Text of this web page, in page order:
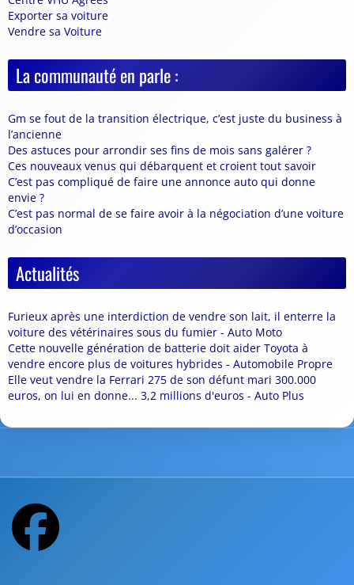
Exporter sa voiture
Vendre sa Voiture
La communauté en parle :
Gm se fout de la transition électrique, c’est juste du business à
l’ancienne
Des astuces pour arrondir ses fins de mois sans galérer ?
Ces nouveaux venus qui débarquent et croient tout savoir
C’est pas compliqué de faire une annonce auto qui donne
envie ?
C’est pas normal de se faire avoir à la négociation d’une voiture
d’occasion
Actualités
Furieux après une interdiction de vendre son lait, il enterre la
voiture des vétérinaires sous du fumier - Auto Moto
Cette nouvelle génération de batterie doit aider Toyota à
vendre encore plus de voitures hybrides - Automobile Propre
Elle veut vendre la Ferrari 275 de son défunt mari 300.000
euros, on lui en donne... 3,2 millions d'euros - Auto Plus